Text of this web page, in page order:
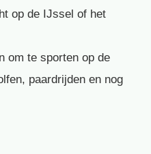
op de IJssel of het
om te sporten op de
paardrijden en nog